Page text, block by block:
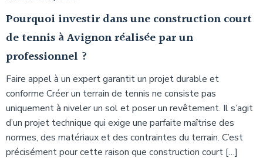
Pourquoi investir dans une construction court
de tennis à Avignon réalisée par un
professionnel ?
Faire appel à un expert garantit un projet durable et
conforme Créer un terrain de tennis ne consiste pas
uniquement à niveler un sol et poser un revêtement. Il s’agit
d’un projet technique qui exige une parfaite maîtrise des
normes, des matériaux et des contraintes du terrain. C’est
précisément pour cette raison que construction court […]